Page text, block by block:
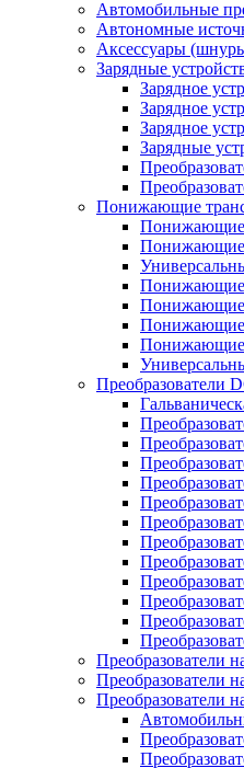
Автомобильные
Автономные
Аксессуары
Зарядные
Зарядное
Зарядное
Зарядное
Зарядные
Понижающие
Понижающие
Понижающие
Понижающие
Понижающие
Понижающие
Понижающие
Преобразователи
Преобразователи
Преобразователи
Преобразователи